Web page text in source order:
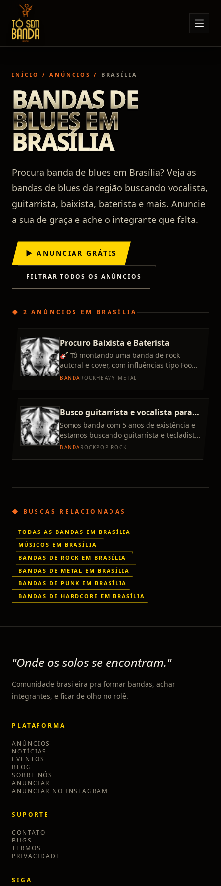
Sobre Nós
Eventos
Minha Conta
Contato
INÍCIO / ANÚNCIOS / BRASÍLIA
BANDAS DE
BLUES EM
BRASÍLIA
Procura banda de blues em Brasília? Veja as
bandas de blues da região buscando vocalista,
guitarrista, baixista, baterista e mais. Anuncie
a sua de graça e ache o integrante que falta.
▶ ANUNCIAR GRÁTIS
FILTRAR TODOS OS ANÚNCIOS
◆ 2 ANÚNCIOS EM BRASÍLIA
Procuro Baixista e Baterista
🎸 Tô montando uma banda de rock
autoral e cover, com influências tipo Foo
Fighters, Nirvana, QOTSA, Audioslave,
BANDAROCKHEAVY METAL
Busco guitarrista e vocalista para
projeto cover e autoral
Somos banda com 5 anos de existência e
estamos buscando guitarrista e tecladista
para compor o projeto. Tocamos rock
BANDAROCKPOP ROCK
◆ BUSCAS RELACIONADAS
TODAS AS BANDAS EM BRASÍLIA
MÚSICOS EM BRASÍLIA
BANDAS DE ROCK EM BRASÍLIA
BANDAS DE METAL EM BRASÍLIA
BANDAS DE PUNK EM BRASÍLIA
BANDAS DE HARDCORE EM BRASÍLIA
"Onde os solos se encontram."
Comunidade brasileira pra formar bandas, achar
integrantes, e ficar de olho no rolê.
PLATAFORMA
ANÚNCIOS
NOTÍCIAS
EVENTOS
BLOG
SOBRE NÓS
ANUNCIAR
ANUNCIAR NO INSTAGRAM
SUPORTE
CONTATO
BUGS
TERMOS
PRIVACIDADE
SIGA